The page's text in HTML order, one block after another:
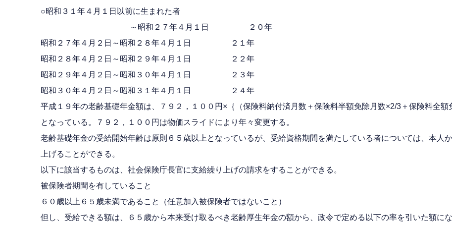
○昭和３１年４月１日以前に生まれた者
～昭和２７年４月１日 ２０年
昭和２７年４月２日～昭和２８年４月１日 ２１年
昭和２８年４月２日～昭和２９年４月１日 ２２年
昭和２９年４月２日～昭和３０年４月１日 ２３年
昭和３０年４月２日～昭和３１年４月１日 ２４年
平成１９年の老齢基礎年金額は、７９２，１００円×｛（保険料納付済月数＋保険料半額免除月数×2/3＋保険料全
となっている。７９２，１００円は物価スライドにより年々変更する。
老齢基礎年金の受給開始年齢は原則６５歳以上となっているが、受給資格期間を満たしている者については、本人
上げることができる。
以下に該当するものは、社会保険庁長官に支給繰り上げの請求をすることができる。
被保険者期間を有していること
６０歳以上６５歳未満であること（任意加入被保険者ではないこと）
但し、受給できる額は、６５歳から本来受け取るべき老齢厚生年金の額から、政令で定める以下の率を引いた額に